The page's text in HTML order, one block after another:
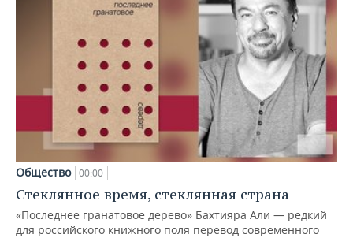
Общество 00:00
Стеклянное время, стеклянная страна
«Последнее гранатовое дерево» Бахтияра Али — редкий
для российского книжного поля перевод современного